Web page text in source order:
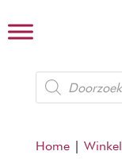
Producten
zoeken
Home| Winkel